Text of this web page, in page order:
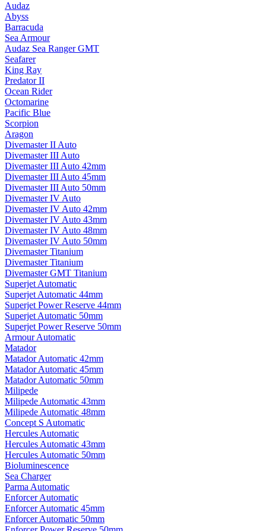
Audaz
Abyss
Barracuda
Sea Armour
Audaz Sea Ranger GMT
Seafarer
King Ray
Predator II
Ocean Rider
Octomarine
Pacific Blue
Scorpion
Aragon
Divemaster II Auto
Divemaster III Auto
Divemaster III Auto 42mm
Divemaster III Auto 45mm
Divemaster III Auto 50mm
Divemaster IV Auto
Divemaster IV Auto 42mm
Divemaster IV Auto 43mm
Divemaster IV Auto 48mm
Divemaster IV Auto 50mm
Divemaster Titanium
Divemaster Titanium
Divemaster GMT Titanium
Superjet Automatic
Superjet Automatic 44mm
Superjet Power Reserve 44mm
Superjet Automatic 50mm
Superjet Power Reserve 50mm
Armour Automatic
Matador
Matador Automatic 42mm
Matador Automatic 45mm
Matador Automatic 50mm
Milipede
Milipede Automatic 43mm
Milipede Automatic 48mm
Concept S Automatic
Hercules Automatic
Hercules Automatic 43mm
Hercules Automatic 50mm
Bioluminescence
Sea Charger
Parma Automatic
Enforcer Automatic
Enforcer Automatic 45mm
Enforcer Automatic 50mm